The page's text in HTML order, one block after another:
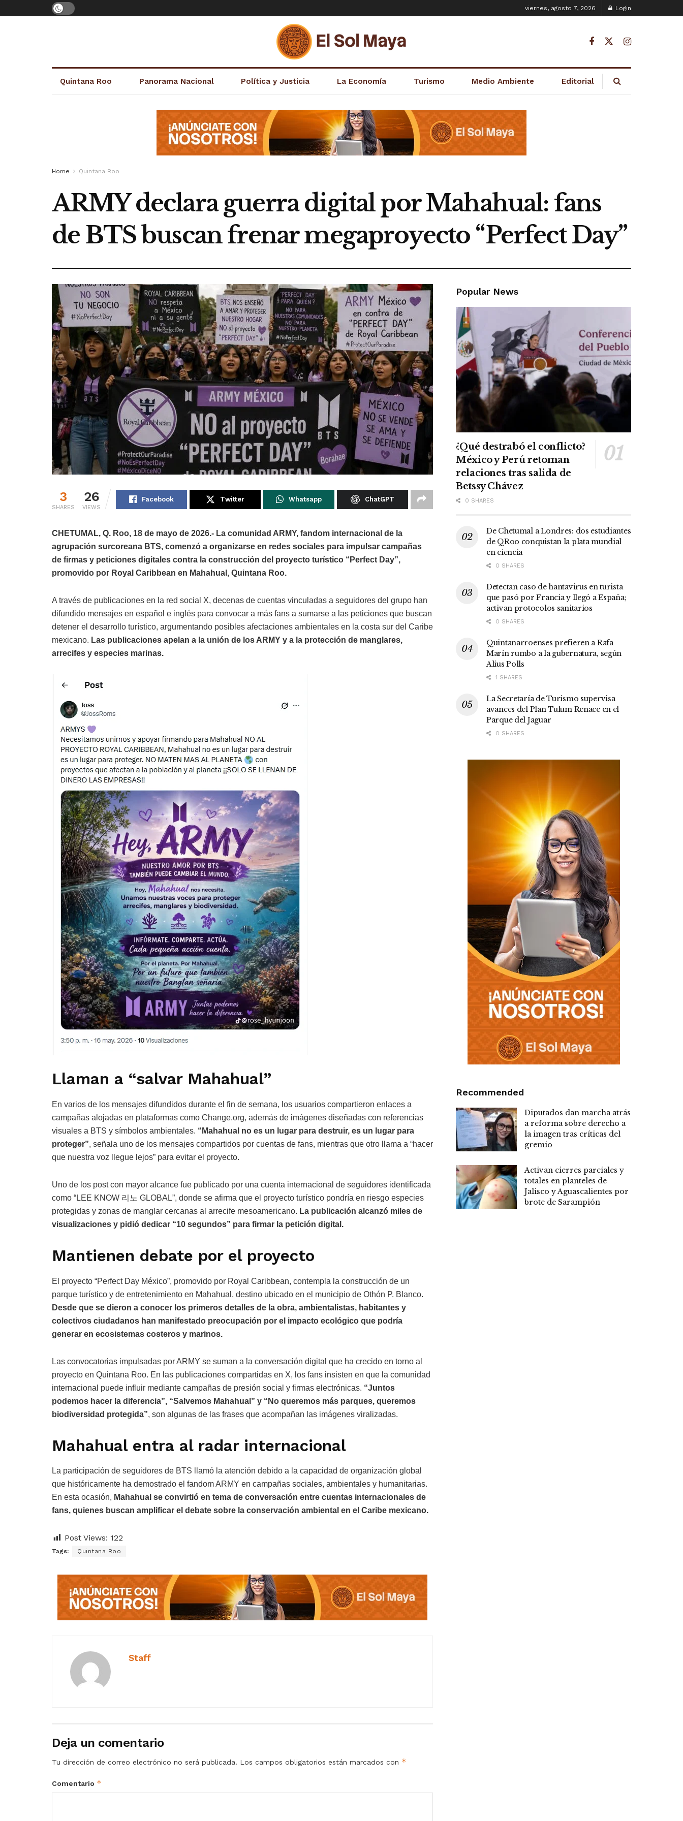
viernes, agosto 7, 2026 Login
Quintana Roo Panorama Nacional Política y Justicia La Economía Turismo Medio Ambiente Editorial
Home Quintana Roo
ARMY declara guerra digital por Mahahual: fans
de BTS buscan frenar megaproyecto “Perfect Day”
3
SHARES
26
VIEWS
Facebook Twitter Whatsapp ChatGPT
CHETUMAL, Q. Roo, 18 de mayo de 2026.- La comunidad ARMY, fandom internacional de la
agrupación surcoreana BTS, comenzó a organizarse en redes sociales para impulsar campañas
de firmas y peticiones digitales contra la construcción del proyecto turístico “Perfect Day”,
promovido por Royal Caribbean en Mahahual, Quintana Roo.
A través de publicaciones en la red social X, decenas de cuentas vinculadas a seguidores del grupo han
difundido mensajes en español e inglés para convocar a más fans a sumarse a las peticiones que buscan
detener el desarrollo turístico, argumentando posibles afectaciones ambientales en la costa sur del Caribe
mexicano. Las publicaciones apelan a la unión de los ARMY y a la protección de manglares,
arrecifes y especies marinas.
Llaman a “salvar Mahahual”
En varios de los mensajes difundidos durante el fin de semana, los usuarios compartieron enlaces a
campañas alojadas en plataformas como Change.org, además de imágenes diseñadas con referencias
visuales a BTS y símbolos ambientales. “Mahahual no es un lugar para destruir, es un lugar para
proteger”, señala uno de los mensajes compartidos por cuentas de fans, mientras que otro llama a “hacer
que nuestra voz llegue lejos” para evitar el proyecto.
Uno de los post con mayor alcance fue publicado por una cuenta internacional de seguidores identificada
como “LEE KNOW 리노 GLOBAL”, donde se afirma que el proyecto turístico pondría en riesgo especies
protegidas y zonas de manglar cercanas al arrecife mesoamericano. La publicación alcanzó miles de
visualizaciones y pidió dedicar “10 segundos” para firmar la petición digital.
Mantienen debate por el proyecto
El proyecto “Perfect Day México”, promovido por Royal Caribbean, contempla la construcción de un
parque turístico y de entretenimiento en Mahahual, destino ubicado en el municipio de Othón P. Blanco.
Desde que se dieron a conocer los primeros detalles de la obra, ambientalistas, habitantes y
colectivos ciudadanos han manifestado preocupación por el impacto ecológico que podría
generar en ecosistemas costeros y marinos.
Las convocatorias impulsadas por ARMY se suman a la conversación digital que ha crecido en torno al
proyecto en Quintana Roo. En las publicaciones compartidas en X, los fans insisten en que la comunidad
internacional puede influir mediante campañas de presión social y firmas electrónicas. “Juntos
podemos hacer la diferencia”, “Salvemos Mahahual” y “No queremos más parques, queremos
biodiversidad protegida”, son algunas de las frases que acompañan las imágenes viralizadas.
Mahahual entra al radar internacional
La participación de seguidores de BTS llamó la atención debido a la capacidad de organización global
que históricamente ha demostrado el fandom ARMY en campañas sociales, ambientales y humanitarias.
En esta ocasión, Mahahual se convirtió en tema de conversación entre cuentas internacionales de
fans, quienes buscan amplificar el debate sobre la conservación ambiental en el Caribe mexicano.
Post Views: 122
Tags: Quintana Roo
Staff
Deja un comentario
Tu dirección de correo electrónico no será publicada. Los campos obligatorios están marcados con *
Comentario *
Popular News
¿Qué destrabó el conflicto?
México y Perú retoman
relaciones tras salida de
Betssy Chávez
0 SHARES
De Chetumal a Londres: dos estudiantes
de QRoo conquistan la plata mundial
en ciencia
0 SHARES
Detectan caso de hantavirus en turista
que pasó por Francia y llegó a España;
activan protocolos sanitarios
0 SHARES
Quintanarroenses prefieren a Rafa
Marín rumbo a la gubernatura, según
Alius Polls
1 SHARES
La Secretaría de Turismo supervisa
avances del Plan Tulum Renace en el
Parque del Jaguar
0 SHARES
Recommended
Diputados dan marcha atrás
a reforma sobre derecho a
la imagen tras críticas del
gremio
Activan cierres parciales y
totales en planteles de
Jalisco y Aguascalientes por
brote de Sarampión